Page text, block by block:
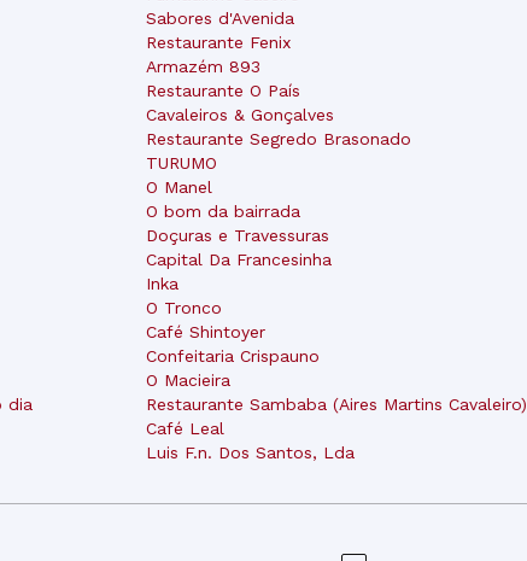
dia
Sabores d'Avenida
Restaurante Fenix
Armazém 893
Restaurante O País
Cavaleiros & Gonçalves
Restaurante Segredo Brasonado
TURUMO
O Manel
O bom da bairrada
Doçuras e Travessuras
Capital Da Francesinha
Inka
O Tronco
Café Shintoyer
Confeitaria Crispauno
O Macieira
Restaurante Sambaba (Aires Martins Cavaleiro)
Café Leal
Luis F.n. Dos Santos, Lda